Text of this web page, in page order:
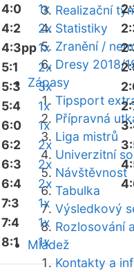
Realizační
Statistiky
Zranění /
Dresy 2018/
Zápasy
Tipsport
Přípravná
Liga mistrů
Univerzitní
Návštěvnost
Tabulka
Výsledkový
Rozlosování
Mládež
Kontakty a
4:0
1x
4:2
2x
4:3pp1x
5:1
2x
5:3
3x
5:4
1x
6:0
1x
6:2
2x
6:3
2x
6:4
2x
7:3
1x
7:4
1x
8:1
1x